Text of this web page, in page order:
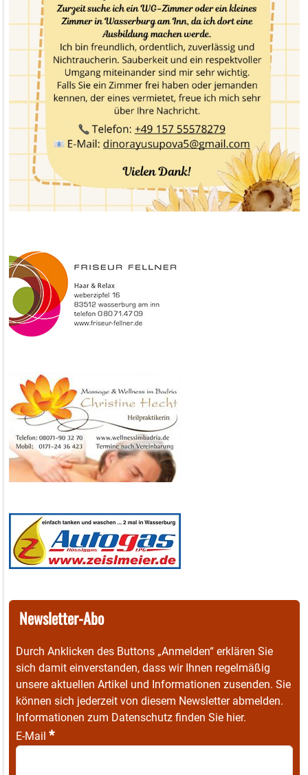
Newsletter-Abo
Durch Anklicken des Buttons „Anmelden“ erklären Sie
sich damit einverstanden, dass wir Ihnen regelmäßig
unsere aktuellen Artikel und Informationen zusenden. Sie
können sich jederzeit von diesem Newsletter abmelden.
Informationen zum Datenschutz finden Sie hier.
E-Mail *